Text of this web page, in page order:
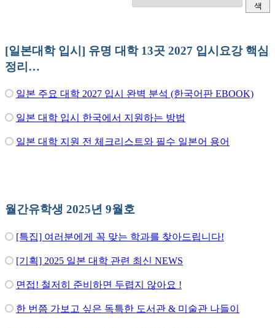
색
[일본대학 입시] 유명 대학 13곳 2027 입시요강 핵심
정리…
일본 주요 대학 2027 입시 완벽 분석 (한국어판 EBOOK)
일본 대학 입시 한국에서 지원하는 방법
일본 대학 지원 전 체크리스트와 필수 일본어 용어
월간유학생 2025년 9월호
[특집] 여러분에게 꼭 맞는 학과를 찾아드립니다!
[기획] 2025 일본 대학 관련 최신 NEWS
면접! 철저히 준비하면 두렵지 않아요 !
한 번쯤 가보고 싶은 독특한 도서관 & 미술관 나들이